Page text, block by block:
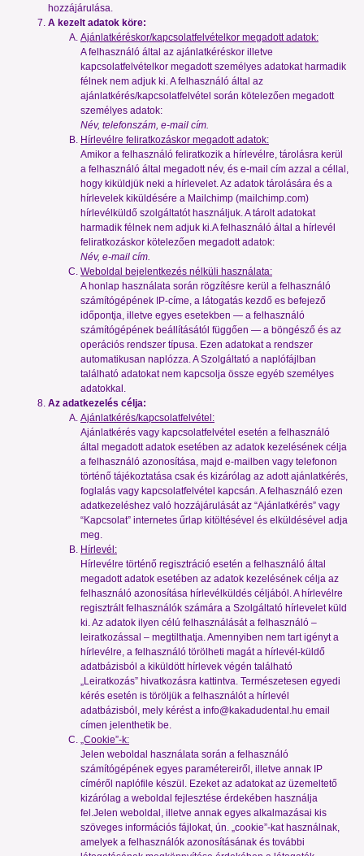
hozzájárulása.
A kezelt adatok köre:
Ajánlatkéréskor/kapcsolatfelvételkor megadott adatok:
A felhasználó által az ajánlatkéréskor illetve
kapcsolatfelvételkor megadott személyes adatokat harmadik
félnek nem adjuk ki. A felhasználó által az
ajánlatkérés/kapcsolatfelvétel során kötelezően megadott
személyes adatok:
Név, telefonszám, e-mail cím.
Hírlevélre feliratkozáskor megadott adatok:
Amikor a felhasználó feliratkozik a hírlevélre, tárolásra kerül
a felhasználó által megadott név, és e-mail cím azzal a céllal,
hogy kiküldjük neki a hírlevelet. Az adatok tárolására és a
hírlevelek kiküldésére a Mailchimp (mailchimp.com)
hírlevélküldő szolgáltatót használjuk. A tárolt adatokat
harmadik félnek nem adjuk ki.A felhasználó által a hírlevél
feliratkozáskor kötelezően megadott adatok:
Név, e-mail cím.
Weboldal bejelentkezés nélküli használata:
A honlap használata során rögzítésre kerül a felhasználó
számítógépének IP-címe, a látogatás kezdő es befejező
időpontja, illetve egyes esetekben — a felhasználó
számítógépének beállításától függően — a böngésző és az
operációs rendszer típusa. Ezen adatokat a rendszer
automatikusan naplózza. A Szolgáltató a naplófájlban
található adatokat nem kapcsolja össze egyéb személyes
adatokkal.
Az adatkezelés célja:
Ajánlatkérés/kapcsolatfelvétel:
Ajánlatkérés vagy kapcsolatfelvétel esetén a felhasználó
által megadott adatok esetében az adatok kezelésének célja
a felhasználó azonosítása, majd e-mailben vagy telefonon
történő tájékoztatása csak és kizárólag az adott ajánlatkérés,
foglalás vagy kapcsolatfelvétel kapcsán. A felhasználó ezen
adatkezeléshez való hozzájárulását az “Ajánlatkérés” vagy
“Kapcsolat” internetes űrlap kitöltésével és elküldésével adja
meg.
Hírlevél:
Hírlevélre történő regisztráció esetén a felhasználó által
megadott adatok esetében az adatok kezelésének célja az
felhasználó azonosítása hírlevélküldés céljából. A hírlevélre
regisztrált felhasználók számára a Szolgáltató hírlevelet küld
ki. Az adatok ilyen célú felhasználását a felhasználó –
leiratkozással – megtilthatja. Amennyiben nem tart igényt a
hírlevélre, a felhasználó törölheti magát a hírlevél-küldő
adatbázisból a kiküldött hírlevek végén található
„Leiratkozás” hivatkozásra kattintva. Természetesen egyedi
kérés esetén is töröljük a felhasználót a hírlevél
adatbázisból, mely kérést a info@kakadudental.hu email
címen jelenthetik be.
„Cookie”-k:
Jelen weboldal használata során a felhasználó
számítógépének egyes paramétereiről, illetve annak IP
címéről naplófile készül. Ezeket az adatokat az üzemeltető
kizárólag a weboldal fejlesztése érdekében használja
fel.Jelen weboldal, illetve annak egyes alkalmazásai kis
szöveges információs fájlokat, ún. „cookie”-kat használnak,
amelyek a felhasználók azonosításának és további